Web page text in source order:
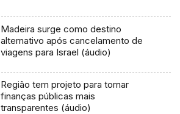
Madeira surge como destino
alternativo após cancelamento de
viagens para Israel (áudio)
Região tem projeto para tornar
finanças públicas mais
transparentes (áudio)